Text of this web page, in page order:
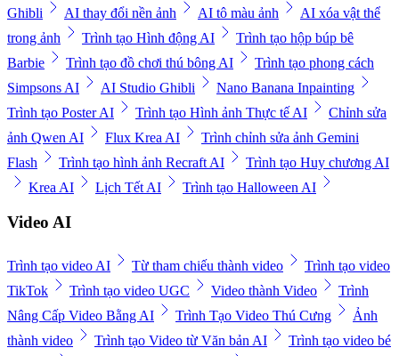
Ghibli
AI thay đổi nền ảnh AI tô màu ảnh
AI xóa vật thể
trong ảnh
Trình tạo Hình động AI
Trình tạo hộp búp bê
Barbie
Trình tạo đồ chơi thú bông AI
Trình tạo phong cách
Simpsons AI
AI Studio Ghibli
Nano Banana Inpainting
Trình tạo Poster AI
Trình tạo Hình ảnh Thực tế AI
Chỉnh sửa
ảnh Qwen AI
Flux Krea AI
Trình chỉnh sửa ảnh Gemini
Flash
Trình tạo hình ảnh Recraft AI
Trình tạo Huy chương AI
Krea AI
Lịch Tết AI Trình tạo Halloween AI
Video AI
Trình tạo video AI Từ tham chiếu thành video
Trình tạo video
TikTok
Trình tạo video UGC Video thành Video
Trình
Nâng Cấp Video Bằng AI
Trình Tạo Video Thú Cưng
Ảnh
thành video
Trình tạo Video từ Văn bản AI
Trình tạo video bé